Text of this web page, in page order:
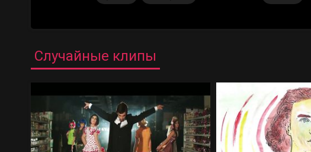
Случайные клипы